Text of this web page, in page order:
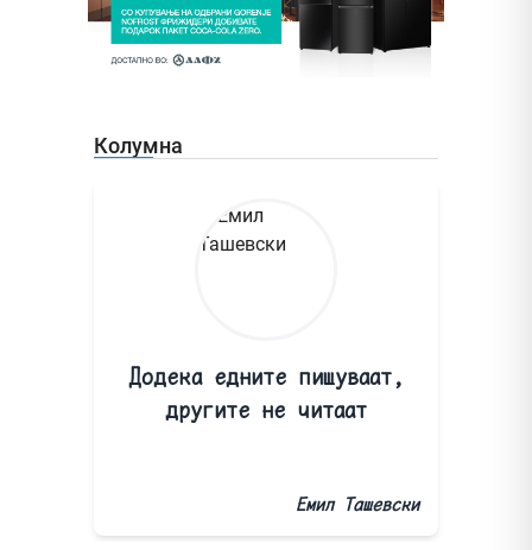
Колумна
Додека едните пишуваат,
другите не читаат
Емил Ташевски